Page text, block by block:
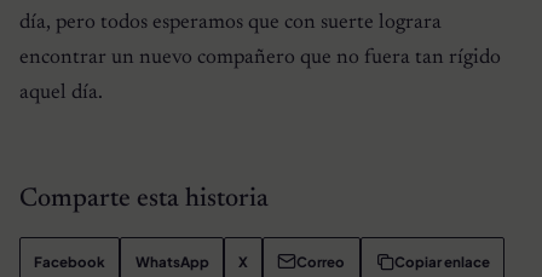
día, pero todos esperamos que con suerte lograra
encontrar un nuevo compañero que no fuera tan rígido
aquel día.
Comparte esta historia
Facebook WhatsApp X Correo Copiar enlace